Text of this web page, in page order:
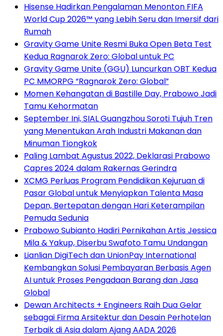
Hisense Hadirkan Pengalaman Menonton FIFA
World Cup 2026™ yang Lebih Seru dan Imersif dari
Rumah
Gravity Game Unite Resmi Buka Open Beta Test
Kedua Ragnarok Zero: Global untuk PC
Gravity Game Unite (GGU) Luncurkan OBT Kedua
PC MMORPG “Ragnarok Zero: Global”
Momen Kehangatan di Bastille Day, Prabowo Jadi
Tamu Kehormatan
September Ini, SIAL Guangzhou Soroti Tujuh Tren
yang Menentukan Arah Industri Makanan dan
Minuman Tiongkok
Paling Lambat Agustus 2022, Deklarasi Prabowo
Capres 2024 dalam Rakernas Gerindra
XCMG Perluas Program Pendidikan Kejuruan di
Pasar Global untuk Menyiapkan Talenta Masa
Depan, Bertepatan dengan Hari Keterampilan
Pemuda Sedunia
Prabowo Subianto Hadiri Pernikahan Artis Jessica
Mila & Yakup, Diserbu Swafoto Tamu Undangan
Lianlian DigiTech dan UnionPay International
Kembangkan Solusi Pembayaran Berbasis Agen
AI untuk Proses Pengadaan Barang dan Jasa
Global
Dewan Architects + Engineers Raih Dua Gelar
sebagai Firma Arsitektur dan Desain Perhotelan
Terbaik di Asia dalam Ajang AADA 2026